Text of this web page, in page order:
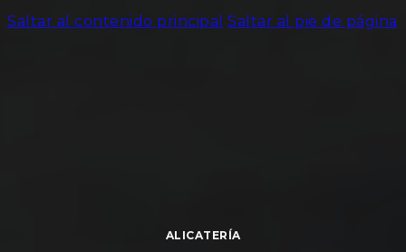
Saltar al contenido principal Saltar al pie de página
ALICATERÍA